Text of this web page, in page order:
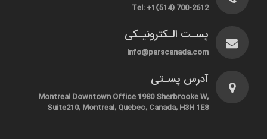
Tel: +1(514) 700-2612
پسـت الـکترونیـکی
info@parscanada.com
آدرس پسـتی
Montreal Downtown Office 1980 Sherbrooke W,
Suite210, Montreal, Quebec, Canada, H3H 1E8